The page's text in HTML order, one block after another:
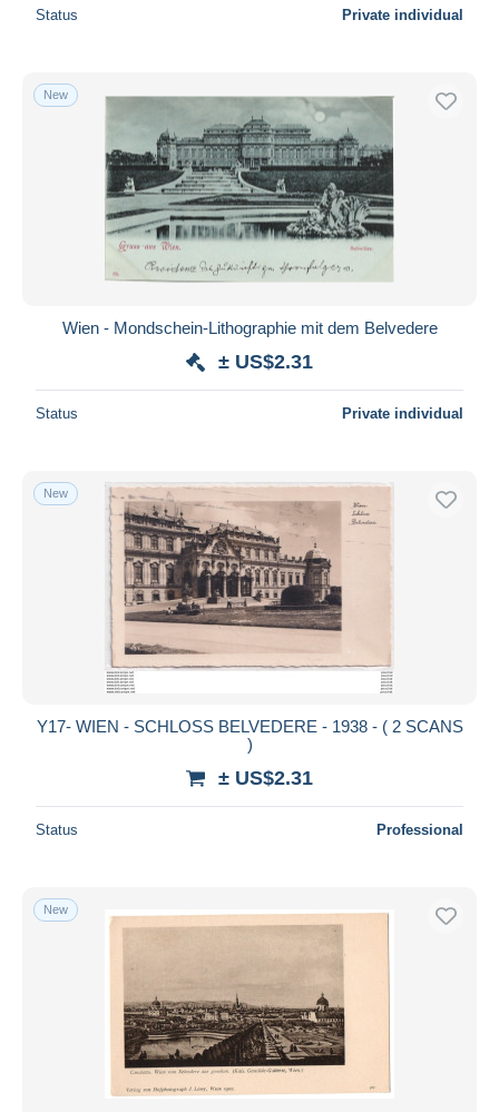
Status Private individual
New
Wien - Mondschein-Lithographie mit dem Belvedere
± US$2.31
Status Private individual
New
Y17- WIEN - SCHLOSS BELVEDERE - 1938 - ( 2 SCANS
)
± US$2.31
Status Professional
New